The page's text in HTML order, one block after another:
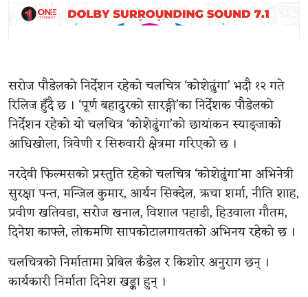
सरोज पौडेलको निर्देशन रहेको चलचित्र ‘कोशेढुंगा’ भदौ १२ गते
रिलिज हुँदै छ । ‘पूर्ण बहादुरको सारङ्गी’का निर्देशक पौडेलको
निर्देशन रहेको यो चलचित्र ‘कोशेढुंगा’को छायांकन स्याङ्जाको
आधिखोला, त्रिवेणी र सिरुवारी क्षेत्रमा गरिएको छ ।
नरदेवी फिल्मसको प्रस्तुति रहेको चलचित्र ‘कोशेढुंगा’मा अभिनेत्री
सुरक्षा पन्त, मन्जिल कुमार, आर्यन सिक्देल, ऋचा शर्मा, नीति शाह,
प्रवीण खतिवडा, सरोज खनाल, विशाल पहाडी, हिउवाला गौतम,
दिनेश काफ्ले, लोकमणि सापकोटालगायतको अभिनय रहेको छ ।
चलचित्रको निर्मातामा प्रेबिल कँडेल र किशोर अनुराग छन् ।
कार्यकारी निर्माता दिनेश खड्का हुन् ।